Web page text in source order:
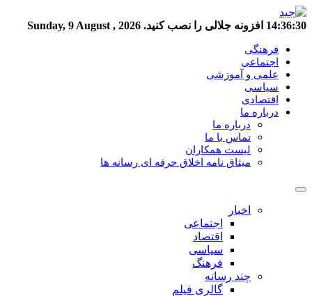
14:36:30 افزونه جلالی را نصب کنید. Sunday, 9 August , 2026
فرهنگی
اجتماعی
علمی و آموزشی
سیاسی
اقتصادی
درباره ما
درباره ما
تماس با ما
لیست همکاران
میثاق نامه اخلاق حرفه ای رسانه ها
اخبار
اجتماعی
اقتصاد
سیاسی
فرهنگ
چند رسانه
گالری فیلم